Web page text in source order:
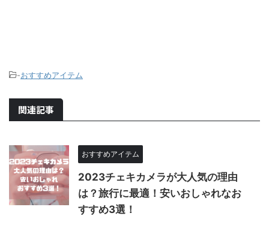
-おすすめアイテム
関連記事
おすすめアイテム
2023チェキカメラが大人気の理由
は？旅行に最適！安いおしゃれなお
すすめ3選！